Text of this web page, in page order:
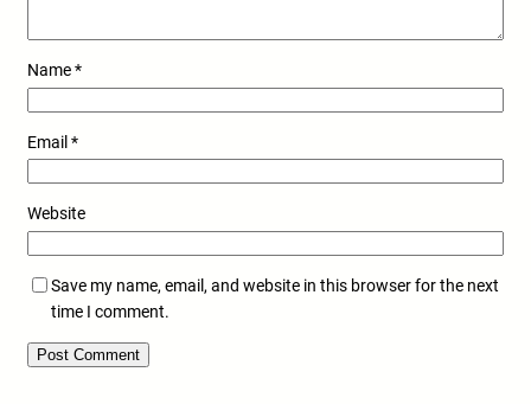
Name*
Email *
Website
Save my name, email, and website in this browser for the next
time I comment.